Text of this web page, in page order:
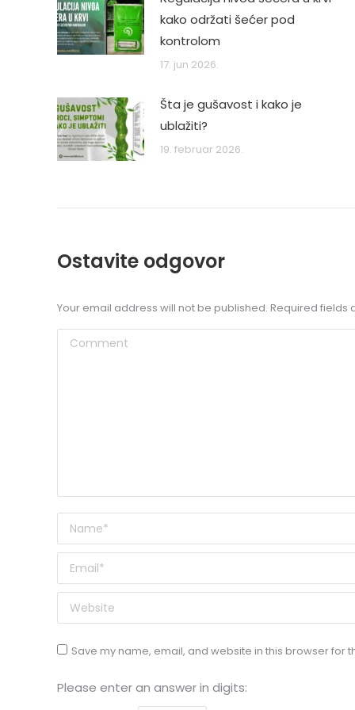
kako održati šećer pod
kontrolom
17. jun 2026.
Šta je gušavost i kako je
ublažiti?
19. februar 2026.
Ostavite odgovor
Your email address will not be published. Required fields
Comment
Name *
Email *
Website
Save my name, email, and website in this browser for
Please enter an answer in digits: